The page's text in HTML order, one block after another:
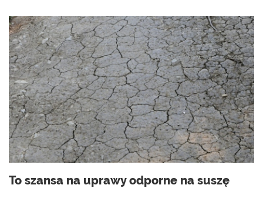
To szansa na uprawy odporne na suszę